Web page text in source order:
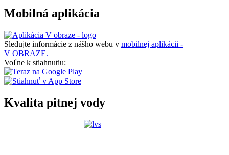
Mobilná aplikácia
Sledujte informácie z nášho webu v mobilnej aplikácii -
V OBRAZE.
Voľne k stiahnutiu:
Kvalita pitnej vody